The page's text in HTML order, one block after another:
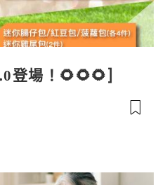
登場！🌻🌻🌻]